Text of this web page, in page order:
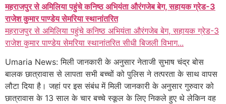
महराजपुर से अमिलिया पहुंचे कनिष्ठ अभियंता औरंगजेब बेग, सहायक ग्रेड-3
राजेश कुमार पाण्डेय सेमरिया स्थानांतरित
महराजपुर से अमिलिया पहुंचे कनिष्ठ अभियंता औरंगजेब बेग, सहायक ग्रेड-3
राजेश कुमार पाण्डेय सेमरिया स्थानांतरित सीधी बिजली विभाग...
Umaria News: मिली जानकारी के अनुसार नेताजी सुभाष चंद्र बोस
बालक छात्रावास से लापता सभी बच्चों को पुलिस ने तत्परता के साथ वापस
लौटा दिया है। जहां पर इस संबंध में मिली जानकारी के अनुसार गुरुवार को
छात्रावास के 13 साल के चार बच्चे स्कूल के लिए निकले हुए थे लेकिन वह